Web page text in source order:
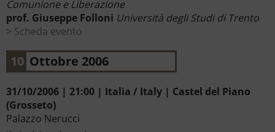
Comunione e Liberazione
prof. Giuseppe Folloni Università degli Studi di Trento
Scheda evento
10 Ottobre 2006
31/10/2006 | 21:00 | Italia / Italy | Castel del Piano
(Grosseto)
Palazzo Nerucci